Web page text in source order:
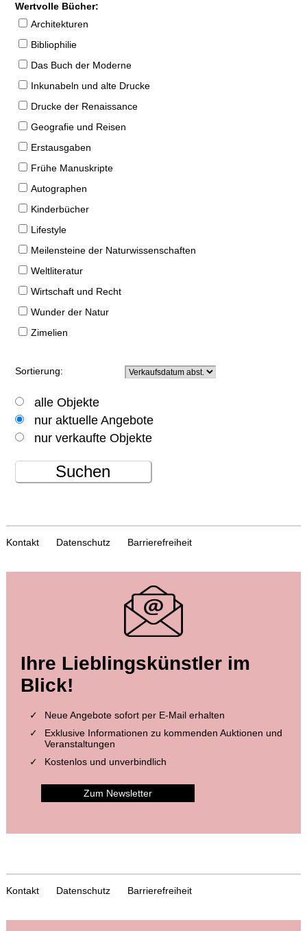
Wertvolle Bücher:
Architekturen
Bibliophilie
Das Buch der Moderne
Inkunabeln und alte Drucke
Drucke der Renaissance
Geografie und Reisen
Erstausgaben
Frühe Manuskripte
Autographen
Kinderbücher
Lifestyle
Meilensteine der Naturwissenschaften
Weltliteratur
Wirtschaft und Recht
Wunder der Natur
Zimelien
Sortierung:
alle Objekte
nur aktuelle Angebote
nur verkaufte Objekte
Suchen
Kontakt Datenschutz Barrierefreiheit
Ihre Lieblingskünstler im
Blick!
Neue Angebote sofort per E-Mail erhalten
Exklusive Informationen zu kommenden Auktionen und
Veranstaltungen
Kostenlos und unverbindlich
Zum Newsletter
Kontakt Datenschutz Barrierefreiheit